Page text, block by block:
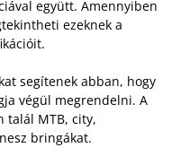
együtt. Amennyiben
ezeknek a
segítenek abban, hogy
végül megrendelni. A
talál MTB, city,
bringákat.